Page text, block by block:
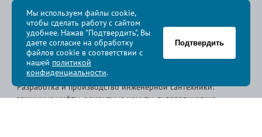
8 800 700-83-36
Звоните бесплатно с 08:00 до 17:00 по Москве
политика конфиденциальности
© Группа компаний « », 2009-2026
Разработка и производство инженерной сантехники:
зажимные муфты, ремонтные хомуты, гидравлические
Мы используем файлы cookie,
чтобы сделать работу с сайтом
удобнее. Нажав "Подтвердить", Вы
даете согласие на обработку
файлов cookie в соответствии с
нашей политикой
конфиденциальности.
Подтвердить